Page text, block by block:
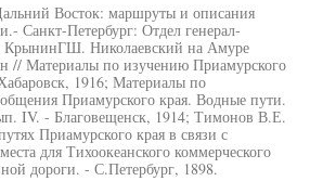
Восток: маршруты и описания
Санкт-Петербург: Отдел генерал-
КрынинГШ. Николаевский на Амуре
// Материалы по изучению Приамурского
1916; Материалы по
Приамурского края. Водные пути.
IV. - Благовещенск, 1914; Тимонов В.Е.
Приамурского края в связи с
для Тихоокеанского коммерческого
дороги. - С.Петербург, 1898.